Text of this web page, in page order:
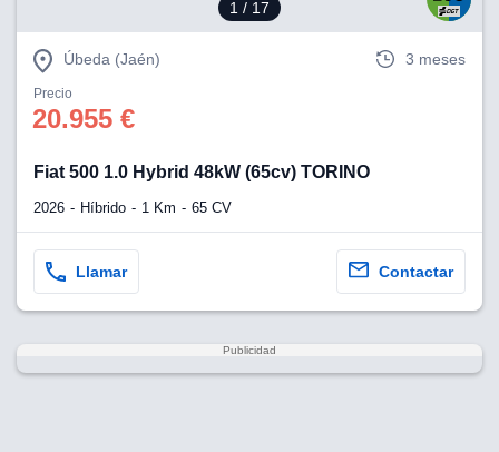
1 / 17
Úbeda (Jaén) 3 meses
Precio
20.955 €
Fiat 500 1.0 Hybrid 48kW (65cv) TORINO
2026 Híbrido 1 Km 65 CV
Llamar Contactar